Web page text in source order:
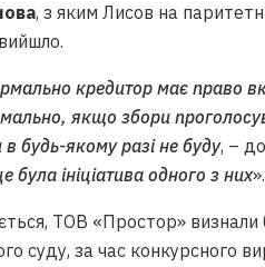
, з яким Лисов на
кредитор має право
якщо збори
будь-якому разі не буду, –
була ініціатива одного з них».
ТОВ «Простор» визнали
суду, за час конкурсного